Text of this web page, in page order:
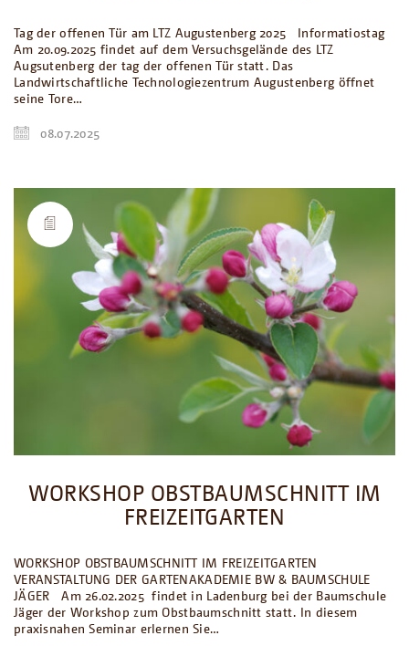
Tag der offenen Tür am LTZ Augustenberg 2025 Informatiostag
Am 20.09.2025 findet auf dem Versuchsgelände des LTZ
Augsutenberg der tag der offenen Tür statt. Das
Landwirtschaftliche Technologiezentrum Augustenberg öffnet
seine Tore…
08.07.2025
WORKSHOP OBSTBAUMSCHNITT IM
FREIZEITGARTEN
WORKSHOP OBSTBAUMSCHNITT IM FREIZEITGARTEN
VERANSTALTUNG DER GARTENAKADEMIE BW & BAUMSCHULE
JÄGER Am 26.02.2025 findet in Ladenburg bei der Baumschule
Jäger der Workshop zum Obstbaumschnitt statt. In diesem
praxisnahen Seminar erlernen Sie…